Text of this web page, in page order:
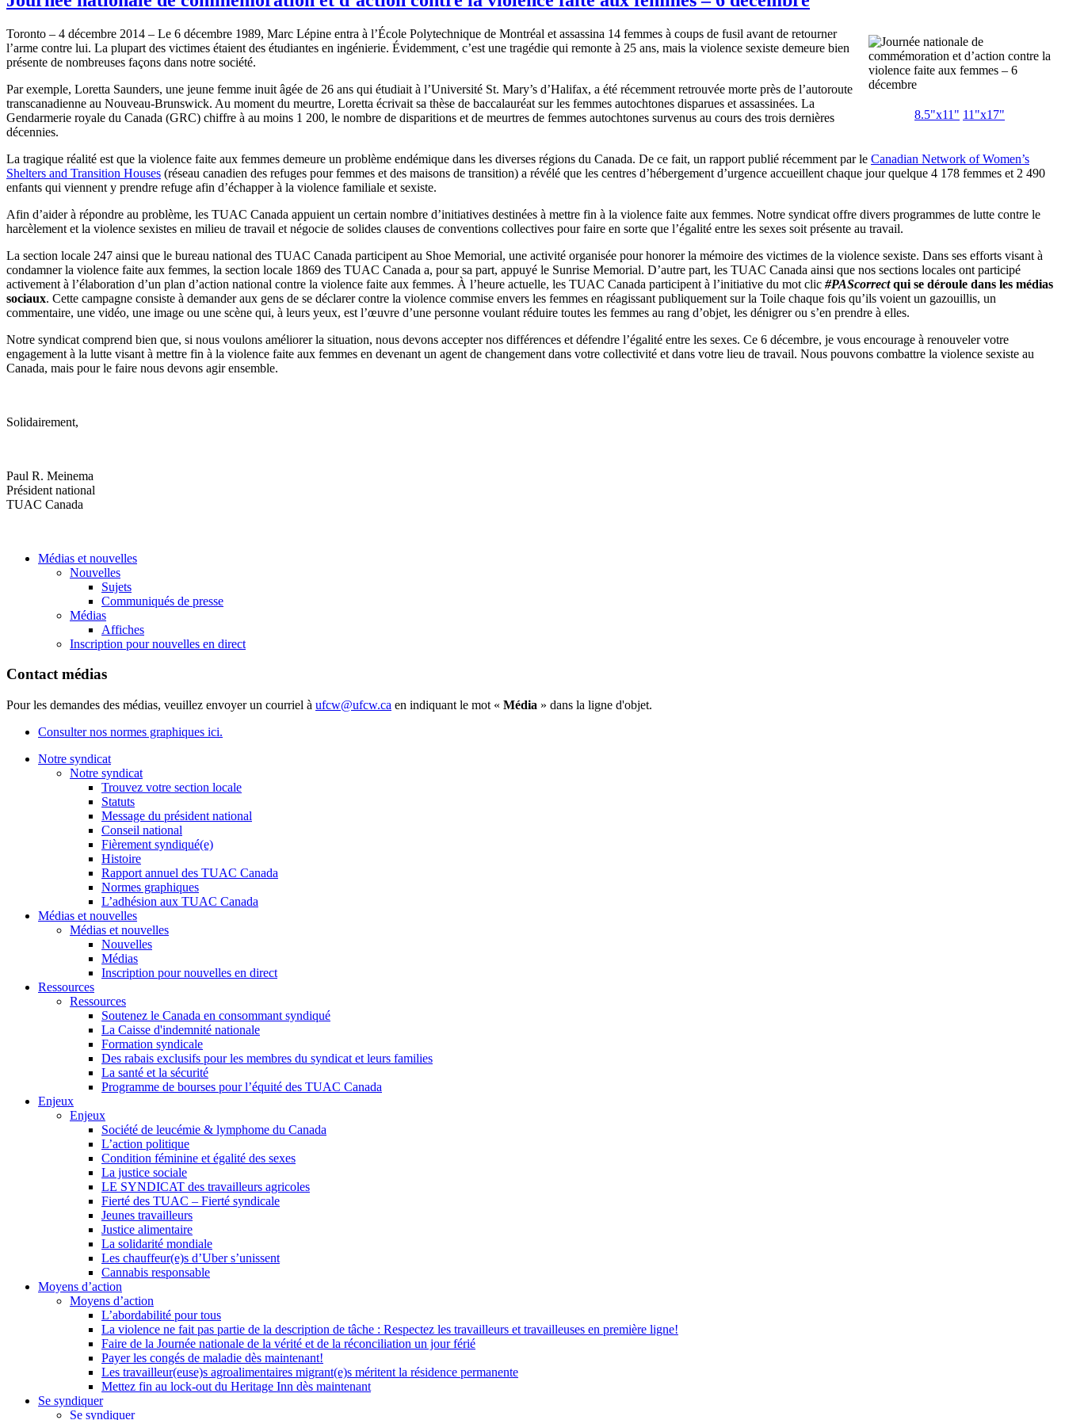
8.5"x11 " 11"x17"
Toronto – 4 décembre 2014 – Le 6 décembre 1989, Marc Lépine entra à l’École Polytechnique de Montréal et assassina 14 femmes à coups de fusil avant de retourner
l’arme contre lui. La plupart des victimes étaient des étudiantes en ingénierie. Évidemment, c’est une tragédie qui remonte à 25 ans, mais la violence sexiste demeure bien
présente de nombreuses façons dans notre société.
Par exemple, Loretta Saunders, une jeune femme inuit âgée de 26 ans qui étudiait à l’Université St. Mary’s d’Halifax, a été récemment retrouvée morte près de l’autoroute
transcanadienne au Nouveau-Brunswick. Au moment du meurtre, Loretta écrivait sa thèse de baccalauréat sur les femmes autochtones disparues et assassinées. La
Gendarmerie royale du Canada (GRC) chiffre à au moins 1 200, le nombre de disparitions et de meurtres de femmes autochtones survenus au cours des trois dernières
décennies.
La tragique réalité est que la violence faite aux femmes demeure un problème endémique dans les diverses régions du Canada. De ce fait, un rapport publié récemment par le Canadian Network of Women’s
Shelters and Transition Houses (réseau canadien des refuges pour femmes et des maisons de transition) a révélé que les centres d’hébergement d’urgence accueillent chaque jour quelque 4 178 femmes et 2 490
enfants qui viennent y prendre refuge afin d’échapper à la violence familiale et sexiste.
Afin d’aider à répondre au problème, les TUAC Canada appuient un certain nombre d’initiatives destinées à mettre fin à la violence faite aux femmes. Notre syndicat offre divers programmes de lutte contre le
harcèlement et la violence sexistes en milieu de travail et négocie de solides clauses de conventions collectives pour faire en sorte que l’égalité entre les sexes soit présente au travail.
La section locale 247 ainsi que le bureau national des TUAC Canada participent au Shoe Memorial, une activité organisée pour honorer la mémoire des victimes de la violence sexiste. Dans ses efforts visant à
condamner la violence faite aux femmes, la section locale 1869 des TUAC Canada a, pour sa part, appuyé le Sunrise Memorial. D’autre part, les TUAC Canada ainsi que nos sections locales ont participé
activement à l’élaboration d’un plan d’action national contre la violence faite aux femmes. À l’heure actuelle, les TUAC Canada participent à l’initiative du mot clic #PAScorrectqui se déroule dans les médias
sociaux. Cette campagne consiste à demander aux gens de se déclarer contre la violence commise envers les femmes en réagissant publiquement sur la Toile chaque fois qu’ils voient un gazouillis, un
commentaire, une vidéo, une image ou une scène qui, à leurs yeux, est l’œuvre d’une personne voulant réduire toutes les femmes au rang d’objet, les dénigrer ou s’en prendre à elles.
Notre syndicat comprend bien que, si nous voulons améliorer la situation, nous devons accepter nos différences et défendre l’égalité entre les sexes. Ce 6 décembre, je vous encourage à renouveler votre
engagement à la lutte visant à mettre fin à la violence faite aux femmes en devenant un agent de changement dans votre collectivité et dans votre lieu de travail. Nous pouvons combattre la violence sexiste au
Canada, mais pour le faire nous devons agir ensemble.
Solidairement,
Paul R. Meinema
Président national
TUAC Canada
Médias et nouvelles
Nouvelles
Sujets
Communiqués de presse
Médias
Affiches
Inscription pour nouvelles en direct
Contact médias
Pour les demandes des médias, veuillez envoyer un courriel à ufcw@ufcw.ca en indiquant le mot « Média » dans la ligne d'objet.
Consulter nos normes graphiques ici.
Notre syndicat
Notre syndicat
Trouvez votre section locale
Statuts
Message du président national
Conseil national
Fièrement syndiqué(e)
Histoire
Rapport annuel des TUAC Canada
Normes graphiques
L’adhésion aux TUAC Canada
Médias et nouvelles
Médias et nouvelles
Nouvelles
Médias
Inscription pour nouvelles en direct
Ressources
Ressources
Soutenez le Canada en consommant syndiqué
La Caisse d'indemnité nationale
Formation syndicale
Des rabais exclusifs pour les membres du syndicat et leurs families
La santé et la sécurité
Programme de bourses pour l’équité des TUAC Canada
Enjeux
Enjeux
Société de leucémie & lymphome du Canada
L’action politique
Condition féminine et égalité des sexes
La justice sociale
LE SYNDICAT des travailleurs agricoles
Fierté des TUAC – Fierté syndicale
Jeunes travailleurs
Justice alimentaire
La solidarité mondiale
Les chauffeur(e)s d’Uber s’unissent
Cannabis responsable
Moyens d’action
Moyens d’action
L’abordabilité pour tous
La violence ne fait pas partie de la description de tâche : Respectez les travailleurs et travailleuses en première ligne!
Faire de la Journée nationale de la vérité et de la réconciliation un jour férié
Payer les congés de maladie dès maintenant!
Les travailleur(euse)s agroalimentaires migrant(e)s méritent la résidence permanente
Mettez fin au lock-out du Heritage Inn dès maintenant
Se syndiquer
Se syndiquer